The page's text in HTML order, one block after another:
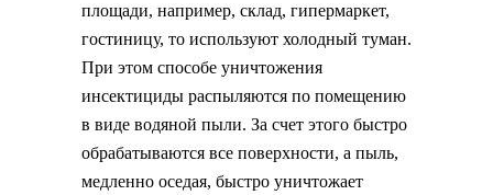
площади, например, склад, гипермаркет,
гостиницу, то используют холодный туман.
При этом способе уничтожения
инсектициды распыляются по помещению
в виде водяной пыли. За счет этого быстро
обрабатываются все поверхности, а пыль,
медленно оседая, быстро уничтожает